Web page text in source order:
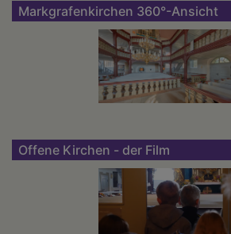
Markgrafenkirchen 360°-Ansicht
Offene Kirchen - der Film